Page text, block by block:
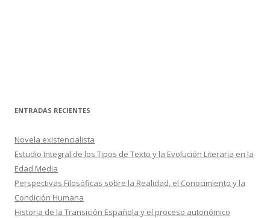
ENTRADAS RECIENTES
Novela existencialista
Estudio Integral de los Tipos de Texto y la Evolución Literaria en la
Edad Media
Perspectivas Filosóficas sobre la Realidad, el Conocimiento y la
Condición Humana
Historia de la Transición Española y el proceso autonómico